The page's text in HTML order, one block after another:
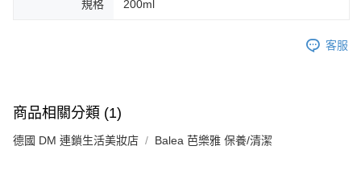
全家純取貨 (先付款
每筆NT$80，滿NT$999(含以上)免運費
規格 200ml
客服
商品相關分類 (1)
德國 DM 連鎖生活美妝店 Balea 芭樂雅 保養/清潔